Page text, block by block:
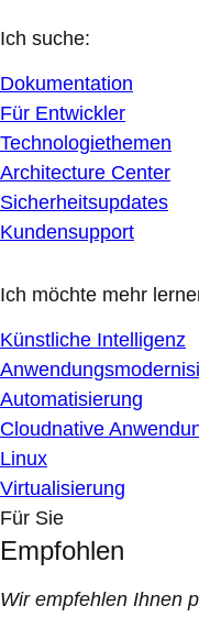
Ich suche:
Dokumentation
Für Entwickler
Technologiethemen
Architecture Center
Sicherheitsupdates
Kundensupport
Ich möchte mehr
Künstliche Intelligenz
Automatisierung
Cloudnative
Linux
Virtualisierung
Für Sie
Empfohlen
Wir empfehlen Ihnen